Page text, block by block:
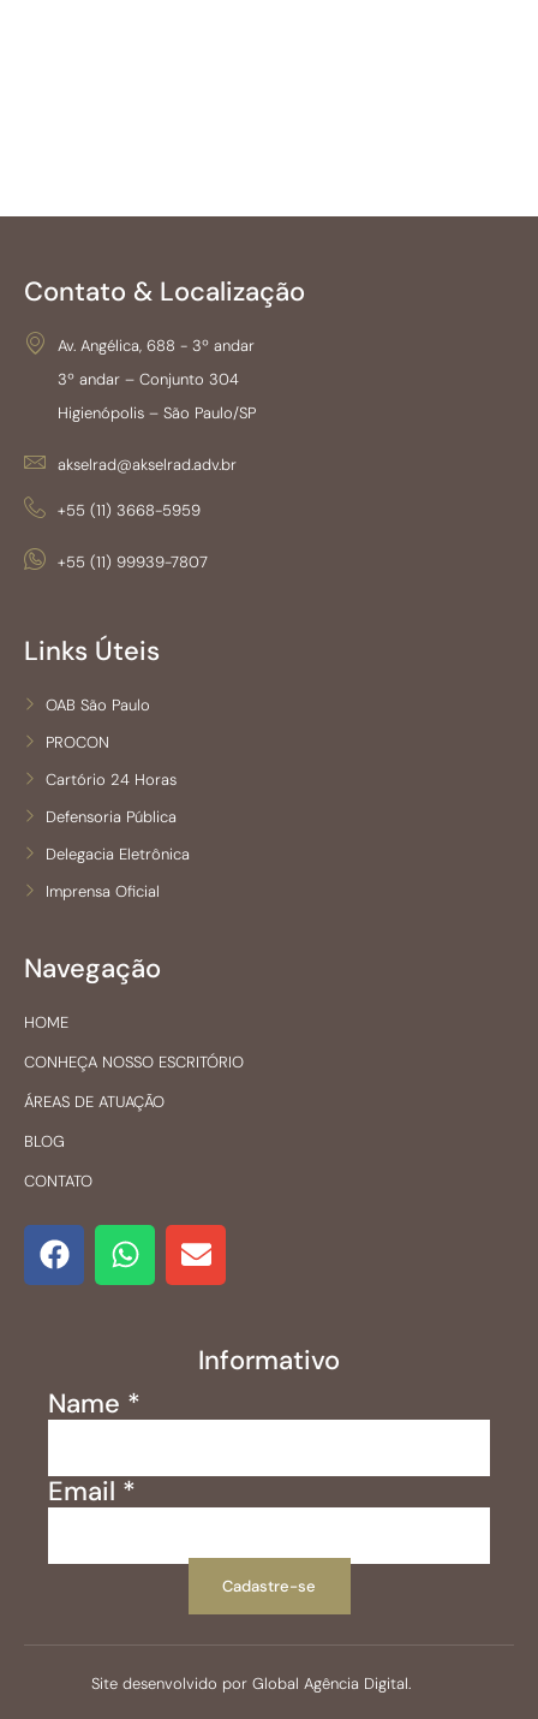
Contato & Localização
Av. Angélica, 688 - 3º andar
3º andar – Conjunto 304
Higienópolis – São Paulo/SP
akselrad@akselrad.adv.br
+55 (11) 3668-5959
+55 (11) 99939-7807
Links Úteis
OAB São Paulo
PROCON
Cartório 24 Horas
Defensoria Pública
Delegacia Eletrônica
Imprensa Oficial
Navegação
HOME
CONHEÇA NOSSO ESCRITÓRIO
ÁREAS DE ATUAÇÃO
BLOG
CONTATO
Informativo
Name *
Email *
Cadastre-se
Site desenvolvido por Global Agência Digital.